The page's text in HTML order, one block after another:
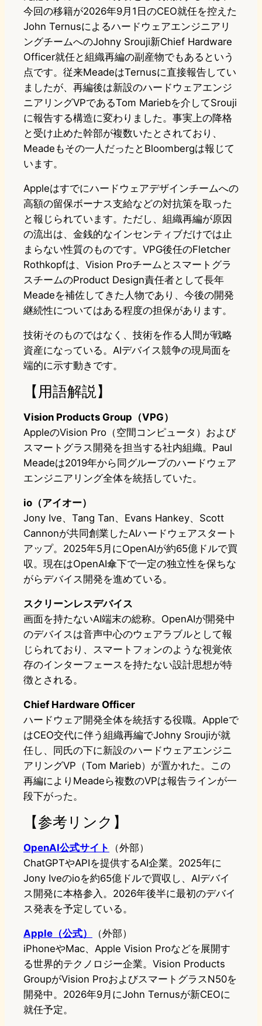
今回の移籍が2026年9月1日のCEO就任を控えた
John Ternusによるハードウェアエンジニアリ
ングチームへのJohny Srouji新Chief Hardware
Officer就任と組織再編の副産物でもあるという
点です。従来MeadeはTernusに直接報告してい
ましたが、再編後は新設のハードウェアエンジ
ニアリングVPであるTom Mariebを介してSrouji
に報告する構造に変わりました。事実上の降格
と受け止めた幹部が複数いたとされており、
Meadeもその一人だったとBloombergは報じて
います。
Appleはすでにハードウェアデザインチームへの
高額の留保ボーナス支給などの対抗策を取った
と報じられています。ただし、組織再編が原因
の流出は、金銭的なインセンティブだけでは止
まらない性質のものです。VPG後任のFletcher
Rothkopfは、Vision Proチームとスマートグラ
スチームのProduct Design責任者として長年
Meadeを補佐してきた人物であり、今後の開発
継続性についてはある程度の担保があります。
技術そのものではなく、技術を作る人間が戦略
資産になっている。AIデバイス競争の現局面を
端的に示す動きです。
【用語解説】
Vision Products Group（VPG）
AppleのVision Pro（空間コンピュータ）および
スマートグラス開発を担当する社内組織。Paul
Meadeは2019年から同グループのハードウェア
エンジニアリング全体を統括していた。
io（アイオー）
Jony Ive、Tang Tan、Evans Hankey、Scott
Cannonが共同創業したAIハードウェアスタート
アップ。2025年5月にOpenAIが約65億ドルで買
収。現在はOpenAI傘下で一定の独立性を保ちな
がらデバイス開発を進めている。
スクリーンレスデバイス
画面を持たないAI端末の総称。OpenAIが開発中
のデバイスは音声中心のウェアラブルとして報
じられており、スマートフォンのような視覚依
存のインターフェースを持たない設計思想が特
徴とされる。
Chief Hardware Officer
ハードウェア開発全体を統括する役職。Appleで
はCEO交代に伴う組織再編でJohny Sroujiが就
任し、同氏の下に新設のハードウェアエンジニ
アリングVP（Tom Marieb）が置かれた。この
再編によりMeadeら複数のVPは報告ラインが一
段下がった。
【参考リンク】
OpenAI公式サイト
（外部）
ChatGPTやAPIを提供するAI企業。2025年に
Jony Iveのioを約65億ドルで買収し、AIデバイ
ス開発に本格参入。2026年後半に最初のデバイ
ス発表を予定している。
Apple（公式）
（外部）
iPhoneやMac、Apple Vision Proなどを展開す
る世界的テクノロジー企業。Vision Products
GroupがVision ProおよびスマートグラスN50を
開発中。2026年9月にJohn Ternusが新CEOに
就任予定。